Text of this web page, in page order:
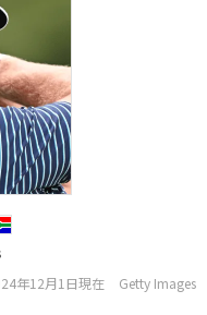
年12月1日現在
Getty Images